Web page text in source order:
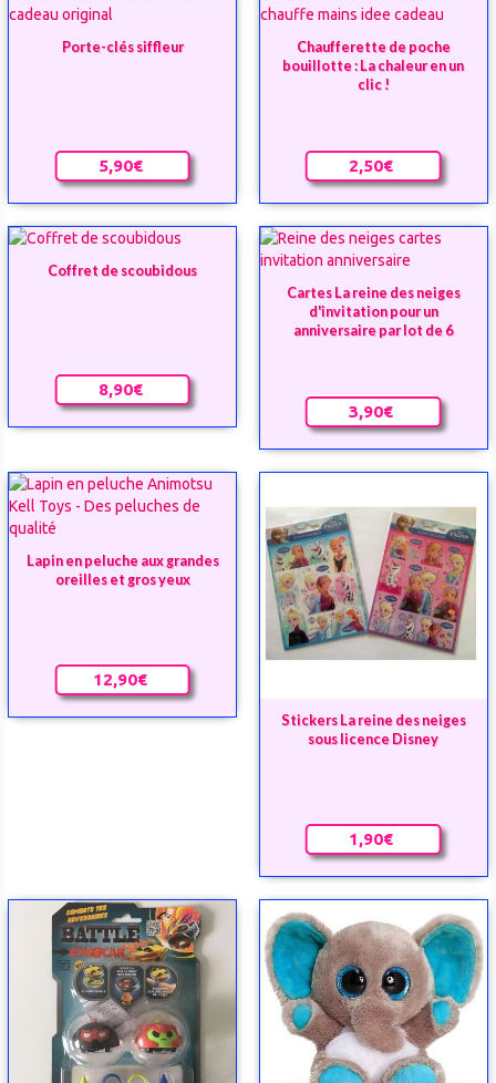
Porte-clés siffleur
5,90€
Chaufferette de poche
bouillotte : La chaleur en un
clic !
2,50€
Coffret de scoubidous
8,90€
Cartes La reine des neiges
d'invitation pour un
anniversaire par lot de 6
3,90€
Lapin en peluche aux grandes
oreilles et gros yeux
12,90€
Stickers La reine des neiges
sous licence Disney
1,90€